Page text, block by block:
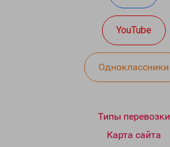
YouTube
Одноклассники
Типы перевозки
Карта сайта